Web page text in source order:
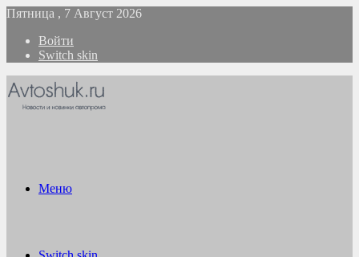
Пятница , 7 Август 2026
Войти
Switch skin
Меню